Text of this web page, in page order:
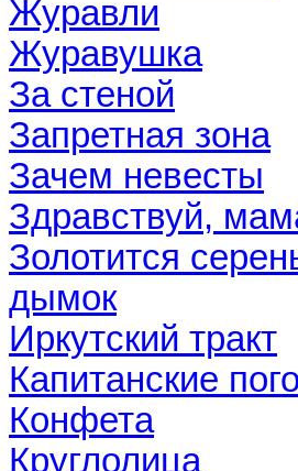
Журавли
Журавушка
За стеной
Запретная зона
Зачем невесты
Здравствуй,
Золотится
дымок
Иркутский тракт
Капитанские
Конфета
Круглолица